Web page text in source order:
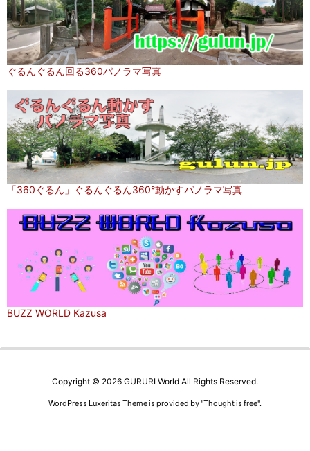
ぐるんぐるん回る360パノラマ写真
「360ぐるん」ぐるんぐるん360°動かすパノラマ写真
BUZZ WORLD Kazusa
Copyright © 2026 GURURI World All Rights Reserved.
WordPress Luxeritas Theme is provided by "Thought is free".